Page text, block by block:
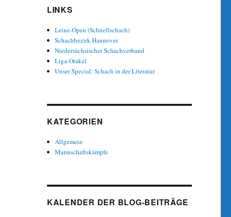
LINKS
Leine-Open (Schnellschach)
Schachbezirk Hannover
Niedersächsischer Schachverband
Liga-Orakel
Unser Special: Schach in der Literatur
KATEGORIEN
Allgemein
Mannschaftskämpfe
KALENDER DER BLOG-BEITRÄGE